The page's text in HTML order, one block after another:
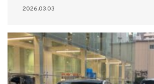
2026.03.03